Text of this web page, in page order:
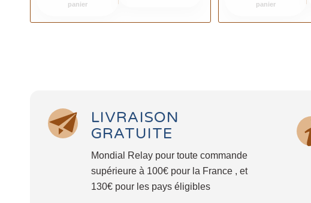
panier
panier
LIVRAISON
GRATUITE
Mondial Relay pour toute commande
supérieure à 100€ pour la France , et
130€ pour les pays éligibles